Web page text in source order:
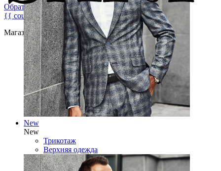
Обратная связь
{{ count }}
Магазин брендовой мужской одежды
New
New
Трикотаж
Верхняя одежда